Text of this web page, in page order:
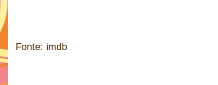
Fonte: imdb